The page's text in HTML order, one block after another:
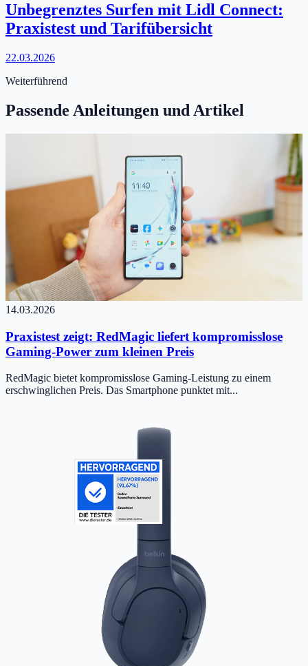
Unbegrenztes Surfen mit Lidl Connect:
Praxistest und Tarifübersicht
22.03.2026
Weiterführend
Passende Anleitungen und Artikel
14.03.2026
Praxistest zeigt: RedMagic liefert kompromisslose
Gaming-Power zum kleinen Preis
RedMagic bietet kompromisslose Gaming-Leistung zu einem
erschwinglichen Preis. Das Smartphone punktet mit...